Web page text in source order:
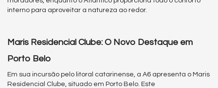
interno para aproveitar a natureza ao redor.
Maris Residencial Clube: O Novo Destaque em
Porto Belo
Em sua incursão pelo litoral catarinense, a A6 apresenta o Maris
Residencial Clube, situado em Porto Belo. Este